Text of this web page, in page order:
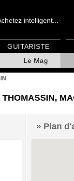
intelligent...
Le Mag
GUITARISTE
Plan